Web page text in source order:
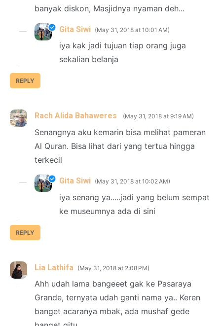
banyak diskon, Masjidnya nyaman deh...
REPLY
Gita Siwi May 31, 2018 at 10:01 AM
iya kak jadi tujuan tiap orang juga
sekalian belanja
Rach Alida Bahaweres May 31, 2018 at 9:19 AM
Senangnya aku kemarin bisa melihat pameran
Al Quran. Bisa lihat dari yang tertua hingga
terkecil
REPLY
Gita Siwi May 31, 2018 at 10:02 AM
iya senang ya.....jadi yang belum sempat
ke museumnya ada di sini
Lia Lathifa May 31, 2018 at 2:08 PM
Ahh udah lama bangeeet gak ke Pasaraya
Grande, ternyata udah ganti nama ya.. Keren
banget acaranya mbak, ada mushaf gede